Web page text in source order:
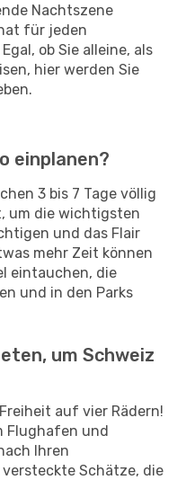
Nachtszene
für jeden
ob Sie alleine, als
hier werden Sie
einplanen?
3 bis 7 Tage völlig
um die wichtigsten
und das Flair
mehr Zeit können
eintauchen, die
und in den Parks
um Schweiz
auf vier Rädern!
Flughafen und
Ihren
Schätze, die